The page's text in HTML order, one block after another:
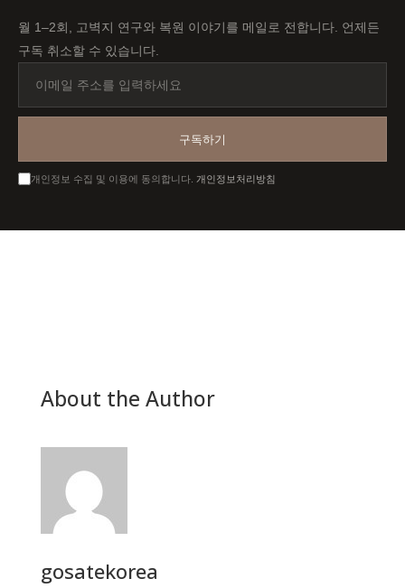
월 1–2회, 고벽지 연구와 복원 이야기를 메일로 전합니다. 언제든
구독 취소할 수 있습니다.
일
를
구독하기
개인정보 수집 및 이용에 동의합니다. 개인정보처리방침
About the Author
gosatekorea